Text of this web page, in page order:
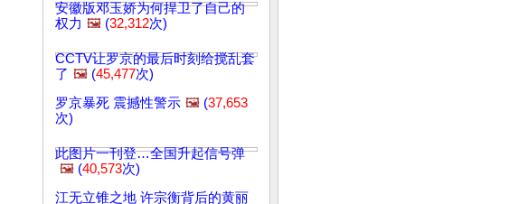
安徽版邓玉娇为何捍卫了自己的
权力 🖼️ (32,312次)
CCTV让罗京的最后时刻给搅乱套
了 🖼️ (45,477次)
罗京暴死 震撼性警示 🖼️ (37,653
次)
此图片一刊登…全国升起信号弹
🖼️ (40,573次)
江无立锥之地 许宗衡背后的黄丽